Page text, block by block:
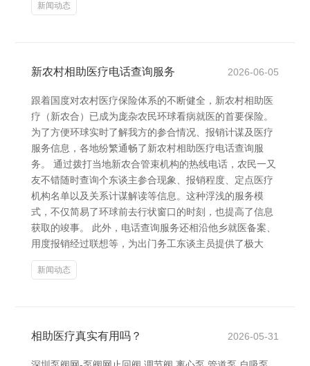
新闻动态
新农村相助医疗电话查询服务 2026-06-05
跟着国度对农村医疗保险体系的不断健全，新农村相助医
疗（新农合）已成为庞杂农民环球看病就医的首要保险。
为了方便环球实时了解我方的参合情况、报销计谋及医疗
服务信息，各地纷繁通畅了新农村相助医疗电话查询服
务。 通过拨打当地新农合管束机构的热线电话，农民一又
友不错随时查询个东谈主参合现象、报销程度、定点医疗
机构名单以及关系计谋解读等信息。这种浮浅的服务模
式，不仅简易了环球前去行状窗口的时刻，也提高了信息
获取的竣事。 此外，电话查询服务还相沿他乡就医备案、
用度报销经过联想等，为出门务工东谈主员提供了极大
新闻动态
相助医疗真实有用吗？ 2026-05-31